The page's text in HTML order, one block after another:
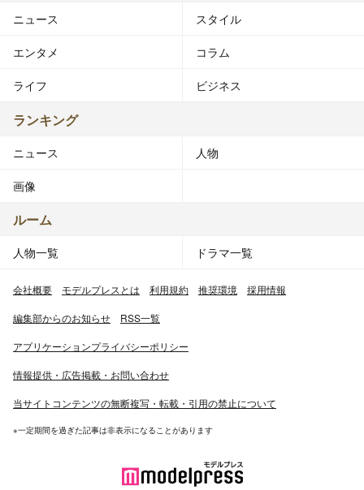
ニュース スタイル
エンタメ コラム
ライフ ビジネス
ランキング
ニュース 人物
画像
ルーム
人物一覧 ドラマ一覧
会社概要 モデルプレスとは 利用規約 推奨環境 採用情報
編集部からのお知らせ RSS一覧
アプリケーションプライバシーポリシー
情報提供・広告掲載・お問い合わせ
当サイトコンテンツの無断複写・転載・引用の禁止について
※一定期間を過ぎた記事は非表示になることがあります